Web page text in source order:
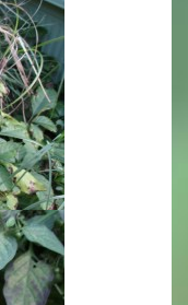
要項
費
について
・入試関連よくある質問
開行事